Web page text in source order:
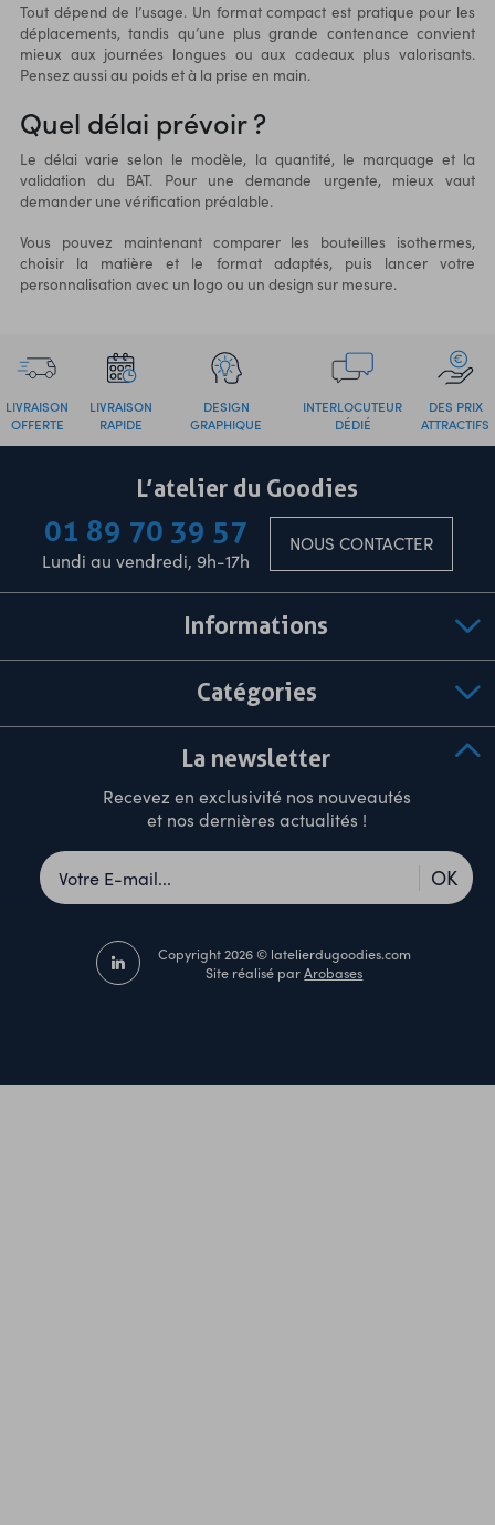
Tout dépend de l’usage. Un format compact est pratique pour les
déplacements, tandis qu’une plus grande contenance convient
mieux aux journées longues ou aux cadeaux plus valorisants.
Pensez aussi au poids et à la prise en main.
Quel délai prévoir ?
Le délai varie selon le modèle, la quantité, le marquage et la
validation du BAT. Pour une demande urgente, mieux vaut
demander une vérification préalable.
Vous pouvez maintenant comparer les bouteilles isothermes,
choisir la matière et le format adaptés, puis lancer votre
personnalisation avec un logo ou un design sur mesure.
LIVRAISON
OFFERTE
LIVRAISON
RAPIDE
DESIGN
GRAPHIQUE
INTERLOCUTEUR
DÉDIÉ
DES PRIX
ATTRACTIFS
L’atelier du Goodies
01 89 70 39 57
Lundi au vendredi, 9h-17h
NOUS CONTACTER
Informations
Catégories
La newsletter
Recevez en exclusivité nos nouveautés
et nos dernières actualités !
OK
Copyright 2026 © latelierdugoodies.com
Site réalisé parArobases